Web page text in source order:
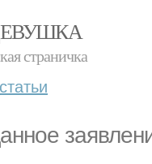
страничка
статьи